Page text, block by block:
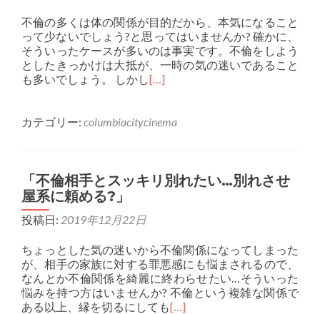
不倫の多くは体の関係が目的だから、本気になること
って少ないでしょう?と思ってはいませんか? 確かに、
そういったケースが多いのは事実です。不倫をしよう
としたきっかけは大抵が、一時の気の迷いであること
も多いでしょう。 しかし[…]
カテゴリー: columbiacitycinema
「不倫相手とスッキリ別れたい…別れさせ
屋系に頼める?」
投稿日: 2019年12月22日
ちょっとした気の迷いから不倫関係になってしまった
が、相手の家族に対する罪悪感にも悩まされるので、
なんとか不倫関係を綺麗に終わらせたい…そういった
悩みを持つ方はいませんか? 不倫という複雑な関係で
ある以上、縁を切るにしても[…]